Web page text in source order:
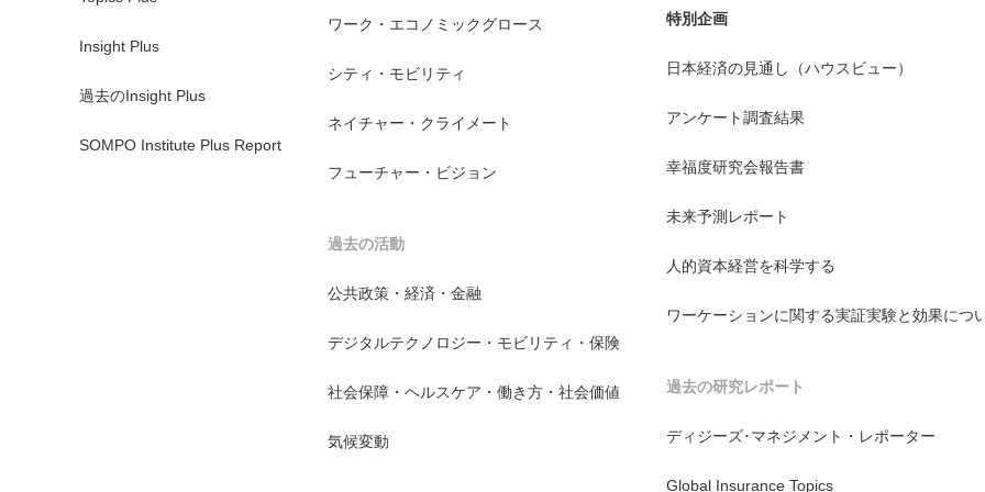
Insight Plus
過去のInsight Plus
SOMPO Institute Plus Report
ワーク・エコノミックグロース
シティ・モビリティ
ネイチャー・クライメート
フューチャー・ビジョン
過去の活動
公共政策・経済・金融
デジタルテクノロジー・モビリティ・保険
社会保障・ヘルスケア・働き方・社会価値
気候変動
特別企画
日本経済の見通し（ハウスビュー）
アンケート調査結果
幸福度研究会報告書
未来予測レポート
人的資本経営を科学する
ワーケーションに関する実証実験と効果につ
過去の研究レポート
ディジーズ･マネジメント・レポーター
Global Insurance Topics